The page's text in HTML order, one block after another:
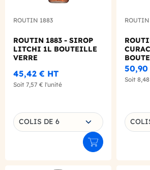
ROUTIN 1883
ROUTIN 1883 - SIROP
LITCHI 1L BOUTEILLE
VERRE
45,42 € HT
Soit 7,57 € l'unité
Choisissez une déclinaison
COLIS DE 6
Ajouter au panier
50,90
Soit